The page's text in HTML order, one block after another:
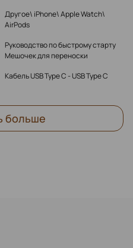
Другое\ iPhone\ Apple Watch\
AirPods
Руководство по быстрому старту
Мешочек для переноски
Кабель USB Type C - USB Type C
больше